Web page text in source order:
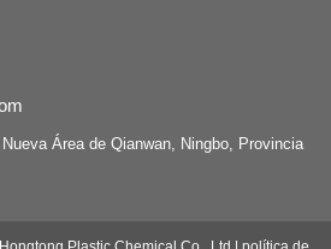
Área de Qianwan, Ningbo, Provincia